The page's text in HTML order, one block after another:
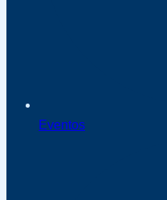
Eventos